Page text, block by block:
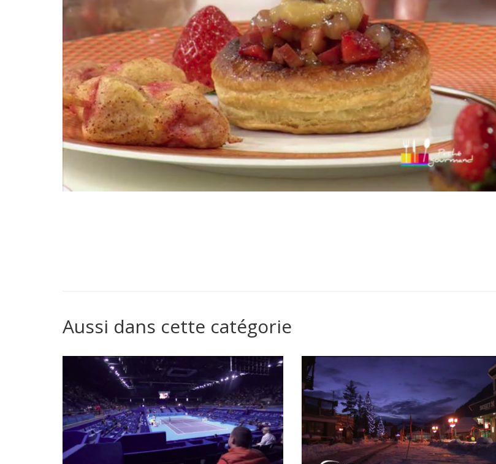
Aussi dans cette catégorie